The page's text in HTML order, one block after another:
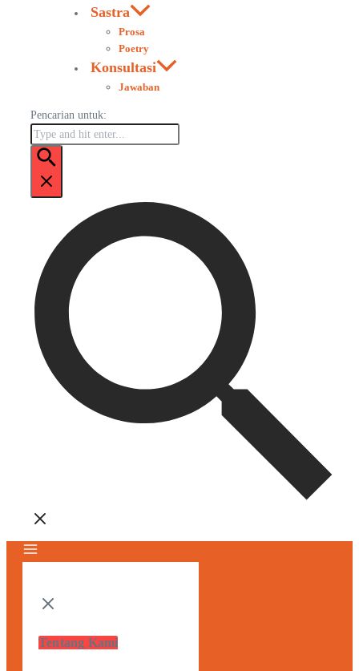
Sastra
Prosa
Poetry
Konsultasi
Jawaban
Pencarian untuk:
Tentang Kami